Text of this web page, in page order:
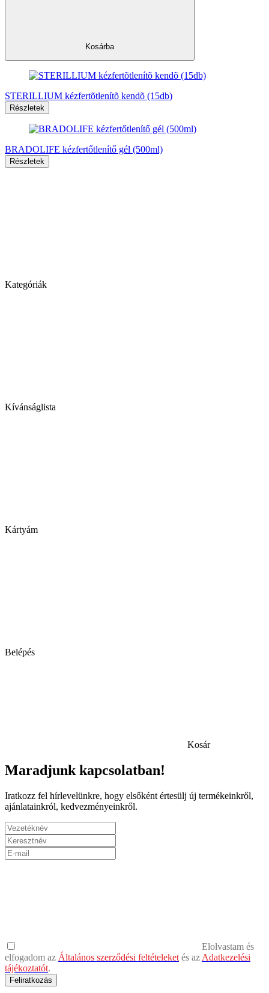
Kosárba
STERILLIUM kézfertõtlenítõ kendõ (15db)
Részletek
BRADOLIFE kézfertőtlenítő gél (500ml)
Részletek
Kategóriák
Kívánságlista
Kártyám
Belépés
Kosár
Maradjunk kapcsolatban!
Iratkozz fel hírlevelünkre, hogy elsőként értesülj új termékeinkről,
ajánlatainkról, kedvezményeinkről.
Elolvastam és
elfogadom az Általános szerződési feltételeket és az Adatkezelési
tájékoztatót.
Feliratkozás